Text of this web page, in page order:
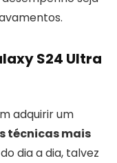
S24 Ultra
adquirir um
técnicas mais
dia a dia, talvez